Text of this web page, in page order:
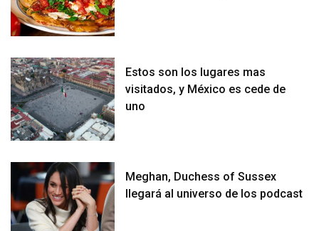
Estos son los lugares mas
visitados, y México es cede de
uno
Meghan, Duchess of Sussex
llegará al universo de los podcast